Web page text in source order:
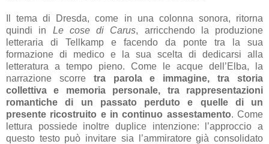
Il tema di Dresda, come in una colonna sonora, ritorna
quindi in Le cose di Carus, arricchendo la produzione
letteraria di Tellkamp e facendo da ponte tra la sua
formazione di medico e la sua scelta di dedicarsi alla
letteratura a tempo pieno. Come le acque dell’Elba, la
narrazione scorre tra parola e immagine, tra storia
collettiva e memoria personale, tra rappresentazioni
romantiche di un passato perduto e quelle di un
presente ricostruito e in continuo assestamento. Come
lettura possiede inoltre duplice intenzione: l’approccio a
questo testo può invitare sia l’ammiratore già consolidato